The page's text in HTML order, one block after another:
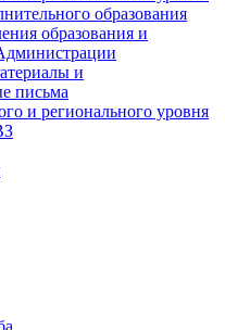
образования
образования и
и
письма
и регионального уровня